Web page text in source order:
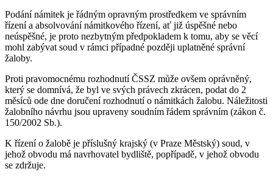
Podání námitek je řádným opravným prostředkem ve správním
řízení a absolvování námitkového řízení, ať již úspěšné nebo
neúspěšné, je proto nezbytným předpokladem k tomu, aby se věcí
mohl zabývat soud v rámci případné později uplatněné správní
žaloby.
Proti pravomocnému rozhodnutí ČSSZ může ovšem oprávněný,
který se domnívá, že byl ve svých právech zkrácen, podat do 2
měsíců ode dne doručení rozhodnutí o námitkách žalobu. Náležitosti
žalobního návrhu jsou upraveny soudním řádem správním (zákon č.
150/2002 Sb.).
K řízení o žalobě je příslušný krajský (v Praze Městský) soud, v
jehož obvodu má navrhovatel bydliště, popřípadě, v jehož obvodu
se zdržuje.